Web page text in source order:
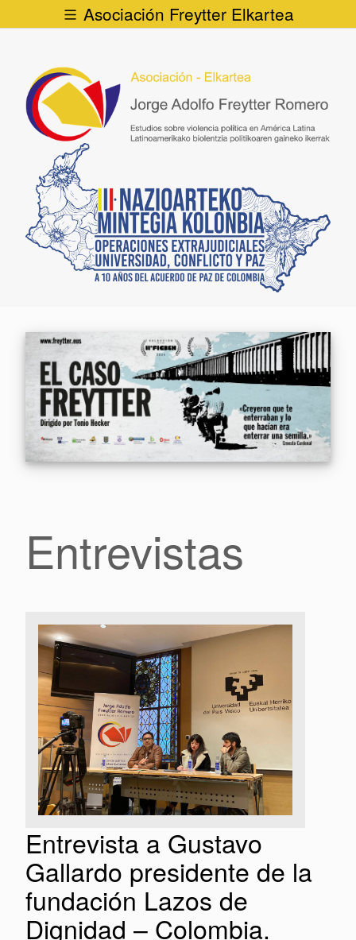
Asociación Freytter Elkartea
Entrevistas
Entrevista a Gustavo
Gallardo presidente de la
fundación Lazos de
Dignidad – Colombia.